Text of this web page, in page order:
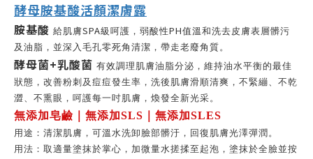
酵母胺基酸活顏潔膚露
胺基酸 給肌膚SPA級呵護，弱酸性PH值溫和洗去皮膚表層髒污
及油脂，並深入毛孔零死角清潔，帶走老廢角質。
酵母菌+乳酸菌 有效調理肌膚油脂分泌，維持油水平衡的最佳
狀態，改善粉刺及痘痘發生率，洗後肌膚滑順清爽，不緊繃、不乾
澀、不熏眼，呵護每一吋肌膚，煥發全新光采。
無添加皂鹼｜無添加SLS｜無添加SLES
用途：清潔肌膚，可溫水洗卸臉部髒汙，回復肌膚光澤彈潤。
用法： 取適量塗抹於掌心，加微量水搓揉至起泡，塗抹於全臉並按